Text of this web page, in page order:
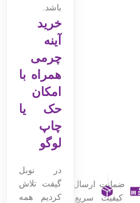
ضمانت
کیفیت
ارسال
سریع
باشد.
خرید
آینه
چرمی
همراه با
امکان
حک یا
چاپ
لوگو
در نوبل
گیفت تلاش
کردیم همه